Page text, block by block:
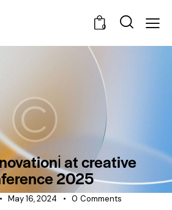
0
NEWS
at creative
2025
May 16, 2024 0 Comments